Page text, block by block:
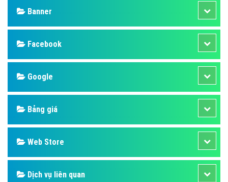
Banner
Facebook
Google
Bảng giá
Web Store
Dịch vụ liên quan